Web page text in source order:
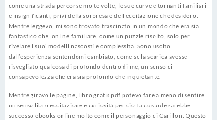
come una strada percorse molte volte, le sue curve e tornanti familiari
e insignificanti, privi della sorpresa e dell’eccitazione che desidero.
Mentre leggevo, mi sono trovato trascinato in un mondo che era sia
fantastico che, online familiare, come un puzzle risolto, solo per
rivelare i suoi modelli nascosti e complessità. Sono uscito
dall’esperienza sentendomi cambiato, come se la scarica avesse
risvegliato qualcosa di profondo dentro di me, un senso di
consapevolezza che era sia profondo che inquietante.
Mentre giravo le pagine, libro gratis pdf potevo fare a meno di sentire
un senso libro eccitazione e curiosità per ciò La custode sarebbe
successo ebooks online molto come il personaggio di Carillon. Questo